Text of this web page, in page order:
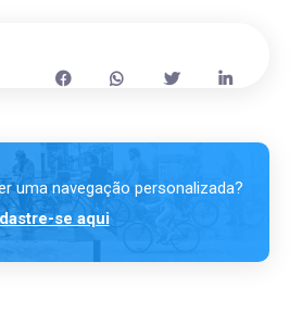
uma navegação personalizada?
se aqui